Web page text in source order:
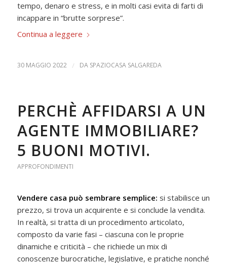
tempo, denaro e stress, e in molti casi evita di farti di
incappare in “brutte sorprese”.
Continua a leggere
30 MAGGIO 2022 / DA SPAZIOCASA SALGAREDA
PERCHÈ AFFIDARSI A UN
AGENTE IMMOBILIARE?
5 BUONI MOTIVI.
APPROFONDIMENTI
Vendere casa può sembrare semplice: si stabilisce un
prezzo, si trova un acquirente e si conclude la vendita.
In realtà, si tratta di un procedimento articolato,
composto da varie fasi – ciascuna con le proprie
dinamiche e criticità – che richiede un mix di
conoscenze burocratiche, legislative, e pratiche nonché